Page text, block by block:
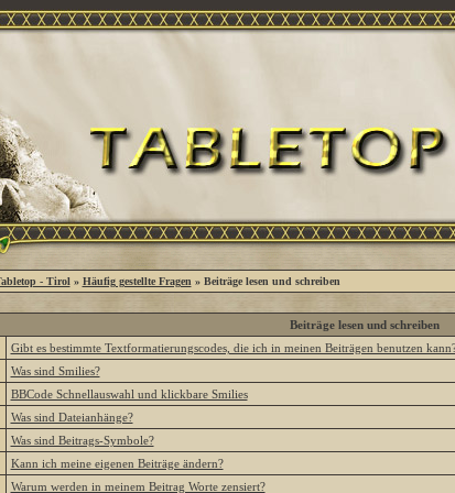
- Tirol » Häufig gestellte Fragen » Beiträge lesen und schreiben
Beiträge lesen und schreiben
Gibt es bestimmte Textformatierungscodes, die ich in meinen Beiträgen benutzen
Was sind Smilies?
BBCode Schnellauswahl und klickbare Smilies
Was sind Dateianhänge?
Was sind Beitrags-Symbole?
Kann ich meine eigenen Beiträge ändern?
Warum werden in meinem Beitrag Worte zensiert?